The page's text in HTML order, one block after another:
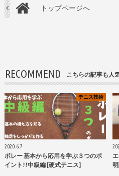
トップページへ
RECOMMEND こちらの記事も人
テニス技術
2020.6.7
ボレー 基本から応用を学ぶ３つのポ
イント!!中級編 [硬式テニス]